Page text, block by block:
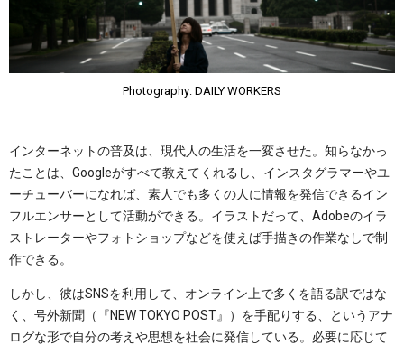
Photography: DAILY WORKERS
インターネットの普及は、現代人の生活を一変させた。知らなかっ
たことは、Googleがすべて教えてくれるし、インスタグラマーやユ
ーチューバーになれば、素人でも多くの人に情報を発信できるイン
フルエンサーとして活動ができる。イラストだって、Adobeのイラ
ストレーターやフォトショップなどを使えば手描きの作業なしで制
作できる。
しかし、彼はSNSを利用して、オンライン上で多くを語る訳ではな
く、号外新聞（『NEW TOKYO POST』）を手配りする、というアナ
ログな形で自分の考えや思想を社会に発信している。必要に応じて